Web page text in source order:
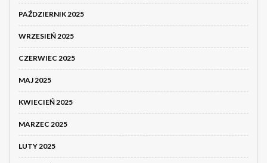
PAŹDZIERNIK 2025
WRZESIEŃ 2025
CZERWIEC 2025
MAJ 2025
KWIECIEŃ 2025
MARZEC 2025
LUTY 2025